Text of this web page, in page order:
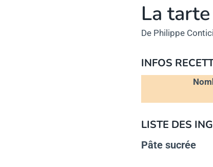
La
De Philippe
INFOS
LISTE DES
Pâte sucrée